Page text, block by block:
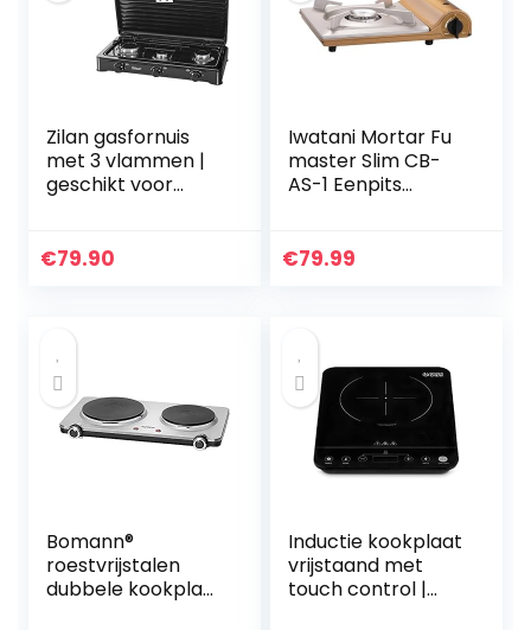
Zilan gasfornuis
met 3 vlammen |
geschikt voor
| gaskookplaat |
€79.90
Iwatani Mortar Fu
master Slim CB-
AS-1 Eenpits
€79.99
Bomann®
roestvrijstalen
dubbele kookplaat
Inductie kookplaat
vrijstaand met
touch control |